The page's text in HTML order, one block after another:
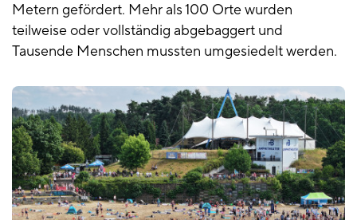
Metern gefördert. Mehr als 100 Orte wurden
teilweise oder vollständig abgebaggert und
Tausende Menschen mussten umgesiedelt werden.